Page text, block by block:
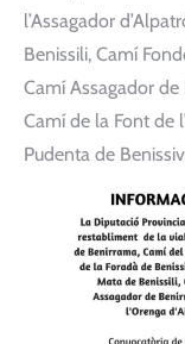
l’Assagador
Benissili, Camí
Camí Assagador
Camí de la Font de
Pudenta de